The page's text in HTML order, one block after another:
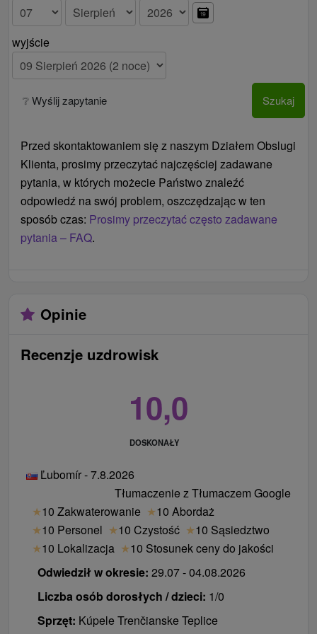
Ceny - Informacje
Możliwość przedłużenia pobytu.
Możliwośćtransportu z dworca kolejowego i usuwania
import - w kierunku stacji kolejowej - Trenčanskie
Teplice iz powrotem - należy zamówić w recepcji
wyjście
❔ Wyślij zapytanie Szukaj
Przed skontaktowaniem się z naszym Działem Obslugi
Klienta, prosimy przeczytać najczęściej zadawane
pytania, w których możecie Państwo znaleźć
odpowiedź na swój problem, oszczędzając w ten
sposób czas: Prosimy przeczytać często zadawane
pytania – FAQ.
Opinie
Recenzje uzdrowisk
10,0
DOSKONAŁY
Ľubomír - 7.8.2026
Tłumaczenie z Tłumaczem Google
★10 Zakwaterowanie ★10 Abordaż
★10 Personel ★10 Czystość ★10 Sąsiedztwo
★10 Lokalizacja ★10 Stosunek ceny do jakości
Odwiedził w okresie: 29.07 - 04.08.2026
Liczba osób dorosłych / dzieci: 1/0
Sprzęt: Kúpele Trenčianske Teplice